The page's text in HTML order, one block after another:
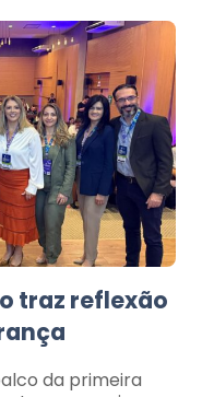
traz reflexão
da primeira